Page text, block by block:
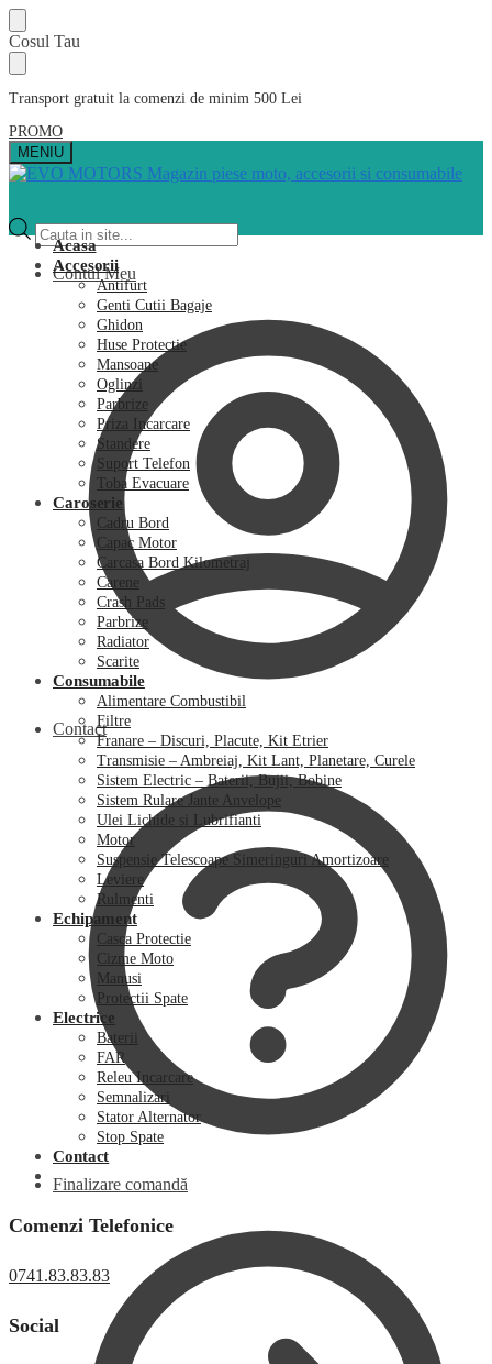
Skip
to
navigation
Skip
to
content
Cosul Tau
Transport gratuit la comenzi de minim 500 Lei
PROMO
MENIU
Products
search
Contul Meu
Contact
Finalizare comandă
Acasa
Accesorii
Antifurt
Genti Cutii Bagaje
Ghidon
Huse Protectie
Mansoane
Oglinzi
Parbrize
Priza Incarcare
Standere
Suport Telefon
Toba Evacuare
Caroserie
Cadru Bord
Capac Motor
Carcasa Bord Kilometraj
Carene
Crash Pads
Parbrize
Radiator
Scarite
Consumabile
Alimentare Combustibil
Filtre
Franare – Discuri, Placute, Kit Etrier
Transmisie – Ambreiaj, Kit Lant, Planetare, Curele
Sistem Electric – Baterii, Bujii, Bobine
Sistem Rulare Jante Anvelope
Ulei Lichide si Lubrifianti
Motor
Suspensie Telescoape Simeringuri Amortizoare
Leviere
Rulmenti
Echipament
Casca Protectie
Cizme Moto
Manusi
Protectii Spate
Electrice
Baterii
FAR
Releu Incarcare
Semnalizari
Stator Alternator
Stop Spate
Contact
Comenzi Telefonice
0741.83.83.83
Social